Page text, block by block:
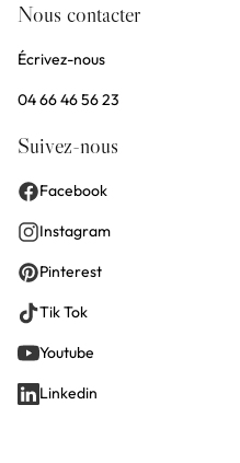
Nous contacter
Écrivez-nous
04 66 46 56 23
Suivez-nous
Facebook
Instagram
Pinterest
Tik Tok
Youtube
Linkedin